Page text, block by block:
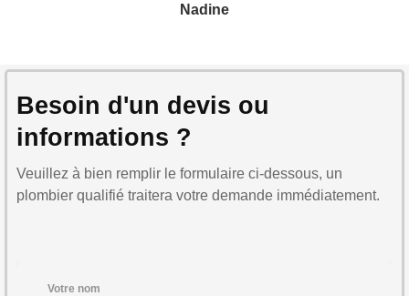
Nadine
Besoin d'un devis ou
informations ?
Veuillez à bien remplir le formulaire ci-dessous, un
plombier qualifié traitera votre demande immédiatement.
Votre nom